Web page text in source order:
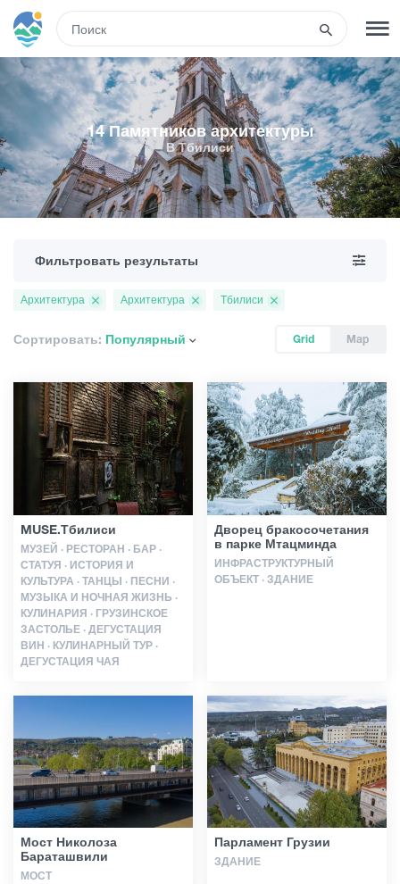
РЕГИСТРАЦИЯ ВХОД
Туры
Гостиницы
Гиды
Статьи
Грузия
14 Памятников архитектуры
В Тбилиси
Фильтровать результаты
Grid Map
Сортировать: Популярный
Архитектура Архитектура Тбилиси
MUSE.Тбилиси
МУЗЕЙ · РЕСТОРАН · БАР ·
СТАТУЯ · ИСТОРИЯ И
КУЛЬТУРА · ТАНЦЫ · ПЕСНИ ·
МУЗЫКА И НОЧНАЯ ЖИЗНЬ ·
КУЛИНАРИЯ · ГРУЗИНСКОЕ
ЗАСТОЛЬЕ · ДЕГУСТАЦИЯ
ВИН · КУЛИНАРНЫЙ ТУР ·
ДЕГУСТАЦИЯ ЧАЯ
Дворец бракосочетания
в парке Мтацминда
ИНФРАСТРУКТУРНЫЙ
ОБЪЕКТ · ЗДАНИЕ
Мост Николоза
Бараташвили
МОСТ
Парламент Грузии
ЗДАНИЕ